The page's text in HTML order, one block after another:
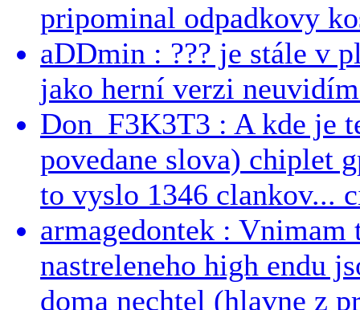
pripominal odpadkovy
aDDmin : ??? je stále v
jako herní verzi
Don_F3K3T3 : A kde je
povedane slova) chiplet
to vyslo 1346 clankov...
armagedontek : Vnimam
nastreleneho high endu
doma nechtel (hlavne z